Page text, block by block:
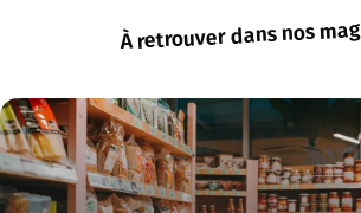
À retrouver dans nos